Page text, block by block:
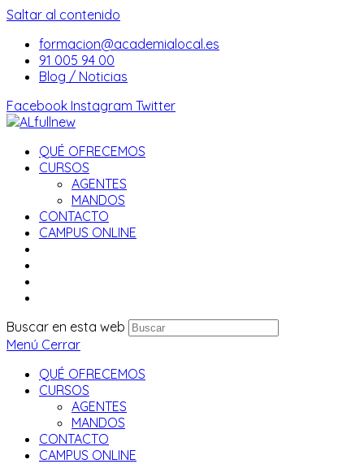
Saltar al contenido
formacion@academialocal.es
91 005 94 00
Blog / Noticias
Facebook Instagram Twitter
QUÉ OFRECEMOS
CURSOS
AGENTES
MANDOS
CONTACTO
CAMPUS ONLINE
Buscar en esta web
Menú Cerrar
QUÉ OFRECEMOS
CURSOS
AGENTES
MANDOS
CONTACTO
CAMPUS ONLINE